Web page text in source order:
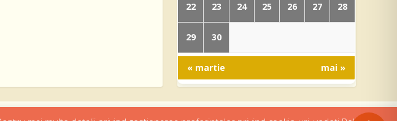
22 23 24 25 26 27 28
29 30
« martie mai »